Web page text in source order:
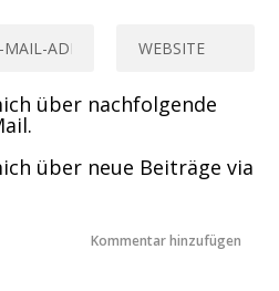
über nachfolgende
über neue Beiträge via